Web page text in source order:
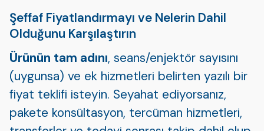
Şeffaf Fiyatlandırmayı ve Nelerin Dahil
Olduğunu Karşılaştırın
Ürünün tam adını, seans/enjektör sayısını
(uygunsa) ve ek hizmetleri belirten yazılı bir
fiyat teklifi isteyin. Seyahat ediyorsanız,
pakete konsültasyon, tercüman hizmetleri,